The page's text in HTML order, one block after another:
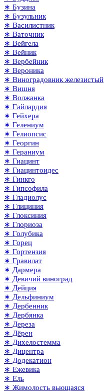
∗ Бузина
∗ Бузульник
∗ Василистник
∗ Ваточник
∗ Вейгела
∗ Вейник
∗ Вербейник
∗ Вероника
∗ Виноградовник железистый
∗ Вишня
∗ Волжанка
∗ Гайлардия
∗ Гейхера
∗ Гелениум
∗ Гелиопсис
∗ Георгин
∗ Гераниум
∗ Гиацинт
∗ Гиацинтоидес
∗ Гинкго
∗ Гипсофила
∗ Гладиолус
∗ Глициния
∗ Глоксиния
∗ Глориоза
∗ Голубика
∗ Горец
∗ Гортензия
∗ Гравилат
∗ Дармера
∗ Девичий виноград
∗ Дейция
∗ Дельфиниум
∗ Дербенник
∗ Дербянка
∗ Дереза
∗ Дёрен
∗ Дихелостемма
∗ Дицентра
∗ Додекатион
∗ Ежевика
∗ Ель
∗ Жимолость вьющаяся